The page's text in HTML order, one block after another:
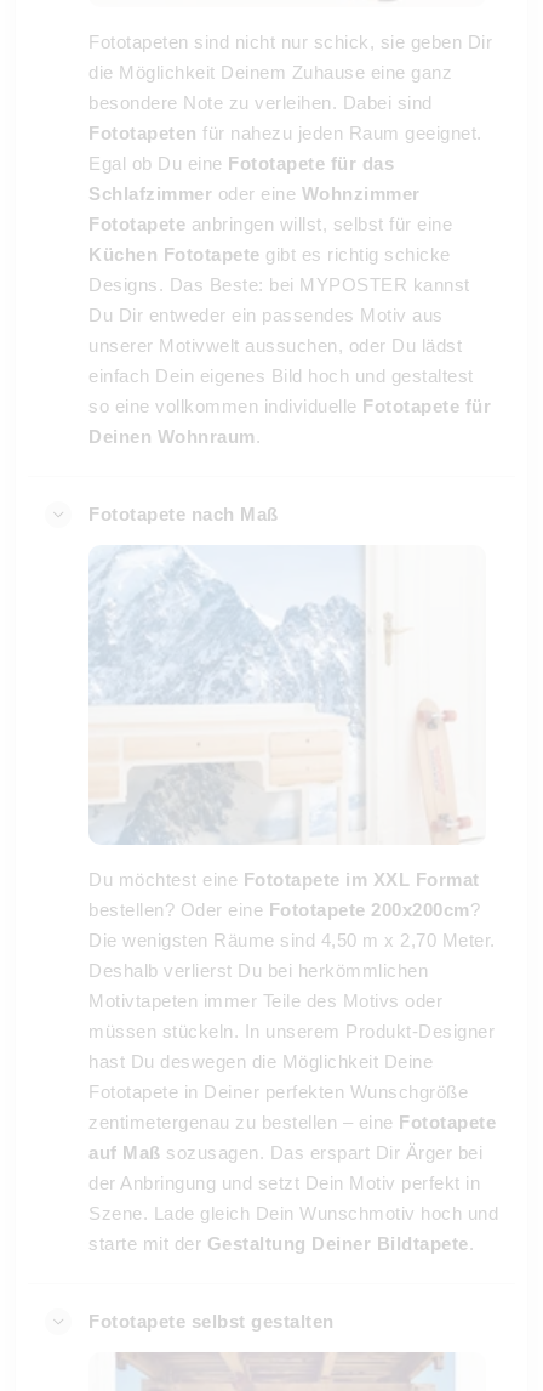
Fototapeten sind nicht nur schick, sie geben Dir
die Möglichkeit Deinem Zuhause eine ganz
besondere Note zu verleihen. Dabei sind
Fototapeten für nahezu jeden Raum geeignet.
Egal ob Du eine Fototapete für das
Schlafzimmer oder eine Wohnzimmer
Fototapete anbringen willst, selbst für eine
Küchen Fototapete gibt es richtig schicke
Designs. Das Beste: bei MYPOSTER kannst
Du Dir entweder ein passendes Motiv aus
unserer Motivwelt aussuchen, oder Du lädst
einfach Dein eigenes Bild hoch und gestaltest
so eine vollkommen individuelle Fototapete für
Deinen Wohnraum.
Fototapete nach Maß
Du möchtest eine Fototapete im XXL Format
bestellen? Oder eine Fototapete 200x200cm?
Die wenigsten Räume sind 4,50 m x 2,70 Meter.
Deshalb verlierst Du bei herkömmlichen
Motivtapeten immer Teile des Motivs oder
müssen stückeln. In unserem Produkt-Designer
hast Du deswegen die Möglichkeit Deine
Fototapete in Deiner perfekten Wunschgröße
zentimetergenau zu bestellen – eine Fototapete
auf Maß sozusagen. Das erspart Dir Ärger bei
der Anbringung und setzt Dein Motiv perfekt in
Szene. Lade gleich Dein Wunschmotiv hoch und
starte mit der Gestaltung Deiner Bildtapete.
Fototapete selbst gestalten